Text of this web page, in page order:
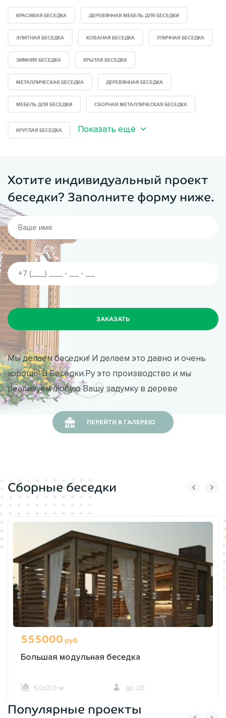
КРАСИВАЯ БЕСЕДКА ДЕРЕВЯННАЯ МЕБЕЛЬ ДЛЯ БЕСЕДКИ
ЭЛИТНАЯ БЕСЕДКА КОВАНАЯ БЕСЕДКА УЛИЧНАЯ БЕСЕДКА
ЗИМНЯЯ БЕСЕДКА КРЫТАЯ БЕСЕДКА
МЕТАЛЛИЧЕСКАЯ БЕСЕДКА ДЕРЕВЯННАЯ БЕСЕДКА
МЕБЕЛЬ ДЛЯ БЕСЕДКИ СБОРНАЯ МЕТАЛЛИЧЕСКАЯ БЕСЕДКА
КРУГЛАЯ БЕСЕДКА Показать ещё
Хотите индивидуальный проект
беседки? Заполните форму ниже.
Мы делаем беседки! И делаем это давно и очень
хорошо! В Беседки.Ру это производство и мы
реализуем любую Вашу задумку в дереве
ПЕРЕЙТИ В ГАЛЕРЕЮ
Сборные беседки
555000 руб
Большая модульная беседка
5,0х3,0 м. до 20
ОФОРМИТЬ ЗАКАЗ
Популярные проекты